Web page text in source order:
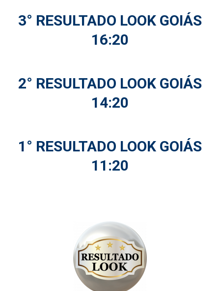
3° RESULTADO LOOK GOIÁS
16:20
2° RESULTADO LOOK GOIÁS
14:20
1° RESULTADO LOOK GOIÁS
11:20